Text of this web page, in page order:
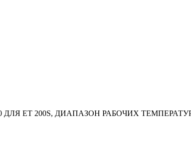
ДЛЯ ET 200S, ДИАПАЗОН РАБОЧИХ